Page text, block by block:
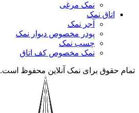
نمک مرغی
اتاق نمک
آجر نمک
پودر مخصوص دیوار نمک
چسب نمک
نمک مخصوص کف اتاق
تمام حقوق برای نمک آنلاین محفوظ است.